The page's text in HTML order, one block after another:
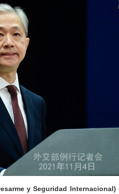
y Seguridad Internacional)